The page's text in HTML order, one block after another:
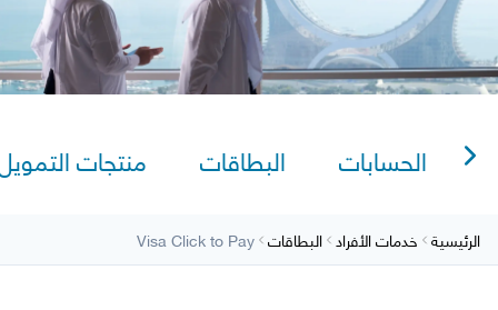
الحسابات البطاقات منتجات
الرئيسية خدمات الأفراد البطاقات Visa Click to Pay